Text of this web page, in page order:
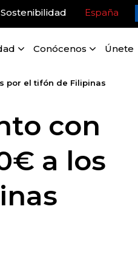
Sostenibilidad España
Conócenos Únete
por el tifón de Filipinas
con
a los